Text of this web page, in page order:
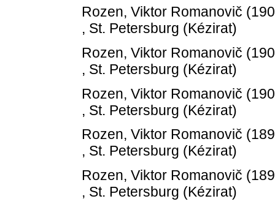
Rozen, Viktor Romanovič
, St. Petersburg (Kézirat)
Rozen, Viktor Romanovič
, St. Petersburg (Kézirat)
Rozen, Viktor Romanovič
, St. Petersburg (Kézirat)
Rozen, Viktor Romanovič
, St. Petersburg (Kézirat)
Rozen, Viktor Romanovič
, St. Petersburg (Kézirat)